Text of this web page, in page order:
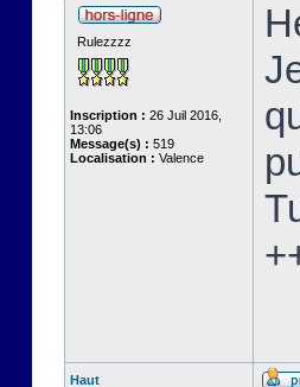
Rulezzzz
Inscription : 26 Juil 2016,
13:06
Message(s) : 519
Localisation : Valence
Haut